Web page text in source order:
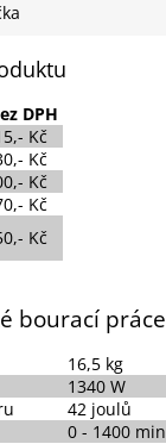
DPH
Kč
Kč
Kč
Kč
Kč
bourací práce
16,5 kg
1340 W
42 joulů
0 - 1400 min